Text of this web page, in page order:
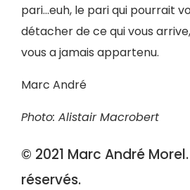
pari…euh, le pari qui pourrait
détacher de ce qui vous
vous a jamais appartenu.
Marc André
Photo: Alistair Macrobert
© 2021 Marc André
réservés.